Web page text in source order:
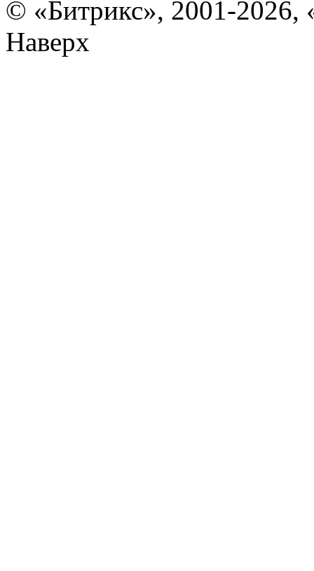
© «Битрикс», 2001-2026,
Наверх